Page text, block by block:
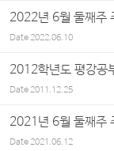
2022년 6월 둘째주
Date2022.06.10
2012학년도 평강공
Date2011.12.25
2021년 6월 둘째주
Date2021.06.12